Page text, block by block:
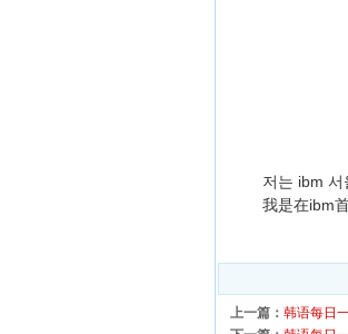
저는 ibm
我是在ibm
上一篇： 韩语每日